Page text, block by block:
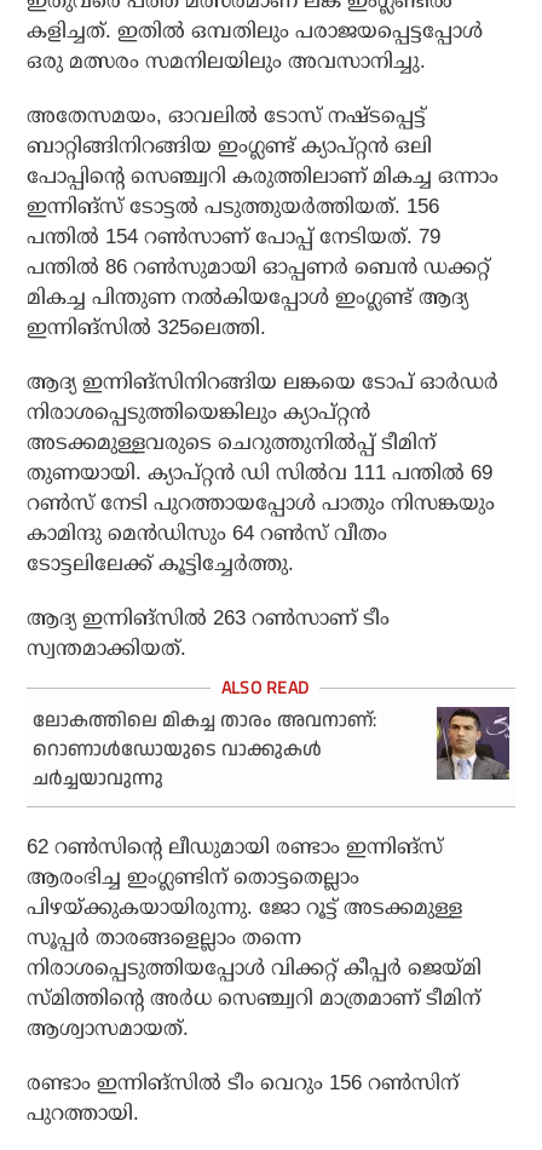
കളിച്ചത്. ഇതില്‍ ഒമ്പതിലും പരാജയപ്പെട്ടപ്പോള്‍
ഒരു മത്സരം സമനിലയിലും അവസാനിച്ചു.
അതേസമയം, ഓവലില്‍ ടോസ് നഷ്ടപ്പെട്ട്
ബാറ്റിങ്ങിനിറങ്ങിയ ഇംഗ്ലണ്ട് ക്യാപ്റ്റന്‍ ഒലി
പോപ്പിന്റെ സെഞ്ച്വറി കരുത്തിലാണ് മികച്ച ഒന്നാം
ഇന്നിങ്‌സ് ടോട്ടല്‍ പടുത്തുയര്‍ത്തിയത്. 156
പന്തില്‍ 154 റണ്‍സാണ് പോപ്പ് നേടിയത്. 79
പന്തില്‍ 86 റണ്‍സുമായി ഓപ്പണര്‍ ബെന്‍ ഡക്കറ്റ്
മികച്ച പിന്തുണ നല്‍കിയപ്പോള്‍ ഇംഗ്ലണ്ട് ആദ്യ
ഇന്നിങ്‌സില്‍ 325ലെത്തി.
ആദ്യ ഇന്നിങ്‌സിനിറങ്ങിയ ലങ്കയെ ടോപ് ഓര്‍ഡര്‍
നിരാശപ്പെടുത്തിയെങ്കിലും ക്യാപ്റ്റന്‍
അടക്കമുള്ളവരുടെ ചെറുത്തുനില്‍പ്പ് ടീമിന്
തുണയായി. ക്യാപ്റ്റന്‍ ഡി സില്‍വ 111 പന്തില്‍ 69
റണ്‍സ് നേടി പുറത്തായപ്പോള്‍ പാതും നിസങ്കയും
കാമിന്ദു മെന്‍ഡിസും 64 റണ്‍സ് വീതം
ടോട്ടലിലേക്ക് കൂട്ടിച്ചേര്‍ത്തു.
ആദ്യ ഇന്നിങ്‌സില്‍ 263 റണ്‍സാണ് ടീം
സ്വന്തമാക്കിയത്.
ലോകത്തിലെ മികച്ച താരം അവനാണ്:
റൊണാൾഡോയുടെ വാക്കുകൾ
ചർച്ചയാവുന്നു
62 റണ്‍സിന്റെ ലീഡുമായി രണ്ടാം ഇന്നിങ്‌സ്
ആരംഭിച്ച ഇംഗ്ലണ്ടിന് തൊട്ടതെല്ലാം
പിഴയ്ക്കുകയായിരുന്നു. ജോ റൂട്ട് അടക്കമുള്ള
സൂപ്പര്‍ താരങ്ങളെല്ലാം തന്നെ
നിരാശപ്പെടുത്തിയപ്പോള്‍ വിക്കറ്റ് കീപ്പര്‍ ജെയ്മി
സ്മിത്തിന്റെ അര്‍ധ സെഞ്ച്വറി മാത്രമാണ് ടീമിന്
ആശ്വാസമായത്.
രണ്ടാം ഇന്നിങ്‌സില്‍ ടീം വെറും 156 റണ്‍സിന്
പുറത്തായി.